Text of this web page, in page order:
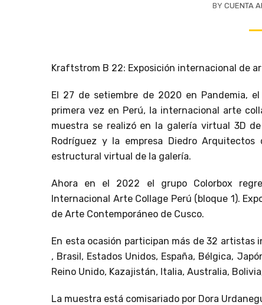
BY CUENTA
Kraftstrom B 22: Exposición internacional de
El 27 de setiembre de 2020 en Pandemia,
primera vez en Perú, la internacional arte
muestra se realizó en la galería virtual 3D
Rodríguez y la empresa Diedro
estructural virtual de la galería.
Ahora en el 2022 el grupo Colorbox
Internacional Arte Collage Perú (bloque 1).
de Arte Contemporáneo de Cusco.
En esta ocasión participan más de 32 artistas
, Brasil, Estados Unidos, España, Bélgica,
Reino Unido, Kazajistán, Italia, Australia,
La muestra está comisariado por Dora